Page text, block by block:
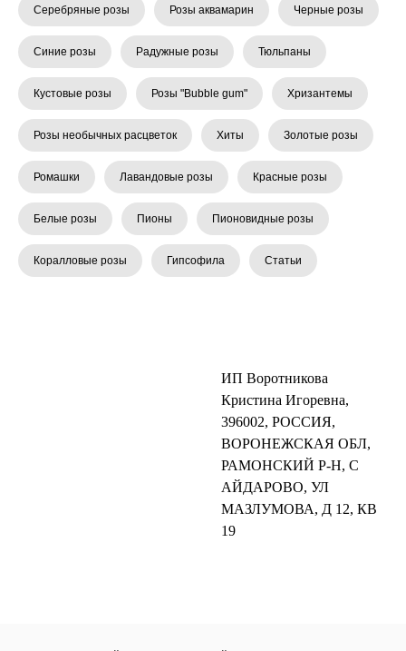
Серебряные розы Розы аквамарин Черные розы
Синие розы Радужные розы Тюльпаны
Кустовые розы Розы "Bubble gum" Хризантемы
Розы необычных расцветок Хиты Золотые розы
Ромашки Лавандовые розы Красные розы
Белые розы Пионы Пионовидные розы
Коралловые розы Гипсофила Статьи
ИП Воротникова
Кристина Игоревна,
396002, РОССИЯ,
ВОРОНЕЖСКАЯ ОБЛ,
РАМОНСКИЙ Р-Н, С
АЙДАРОВО, УЛ
МАЗЛУМОВА, Д 12, КВ
19